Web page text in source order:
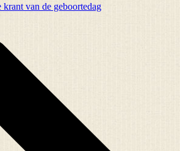
krant van de geboortedag